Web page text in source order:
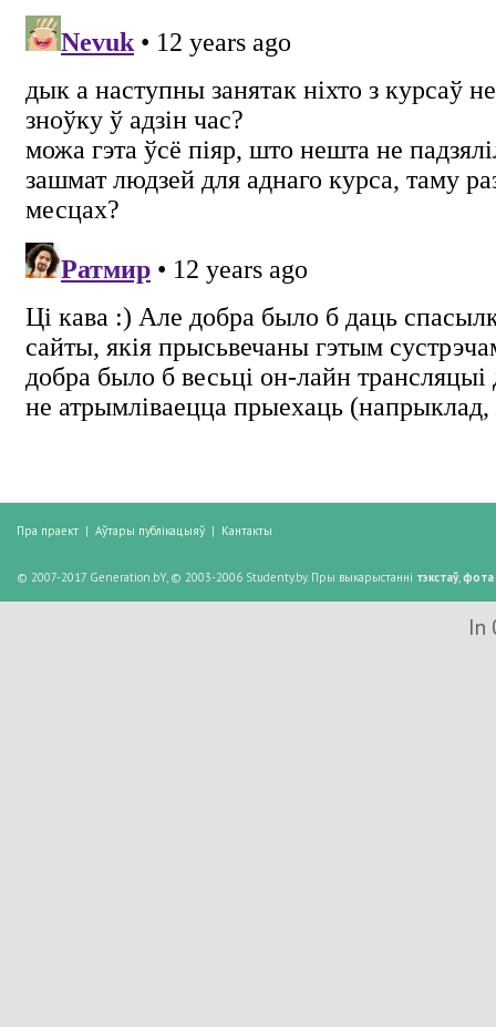
Пра праект | Аўтары публікацыяў | Кантакты
© 2007-2017 Generation.bY, © 2003-2006 Studenty.by. Пры выкарыстанні тэкстаў,фота
In